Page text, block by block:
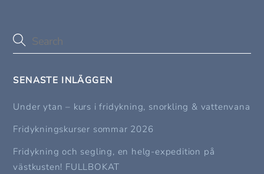
SENASTE INLÄGGEN
Under ytan – kurs i fridykning, snorkling & vattenvana
Fridykningskurser sommar 2026
Fridykning och segling, en helg-expedition på
västkusten! FULLBOKAT